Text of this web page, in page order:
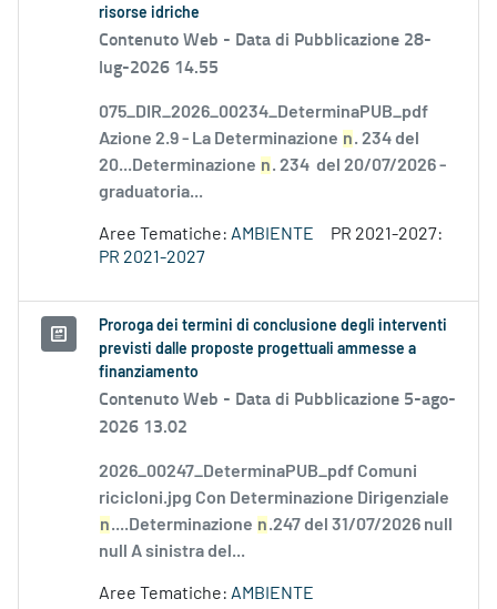
risorse idriche
Contenuto Web - Data di Pubblicazione 28-
lug-2026 14.55
075_DIR_2026_00234_DeterminaPUB_pdf
Azione 2.9 - La Determinazione n. 234 del
20...Determinazione n. 234 del 20/07/2026 -
graduatoria...
Aree Tematiche: AMBIENTE
PR 2021-2027:
PR 2021-2027
Proroga dei termini di conclusione degli interventi
previsti dalle proposte progettuali ammesse a
finanziamento
Contenuto Web - Data di Pubblicazione 5-ago-
2026 13.02
2026_00247_DeterminaPUB_pdf Comuni
ricicloni.jpg Con Determinazione Dirigenziale
n....Determinazione n.247 del 31/07/2026 null
null A sinistra del...
Aree Tematiche: AMBIENTE